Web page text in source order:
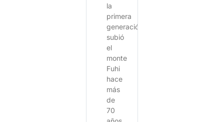
la
primera
generación
subió
el
monte
Fuhi
hace
más
de
70